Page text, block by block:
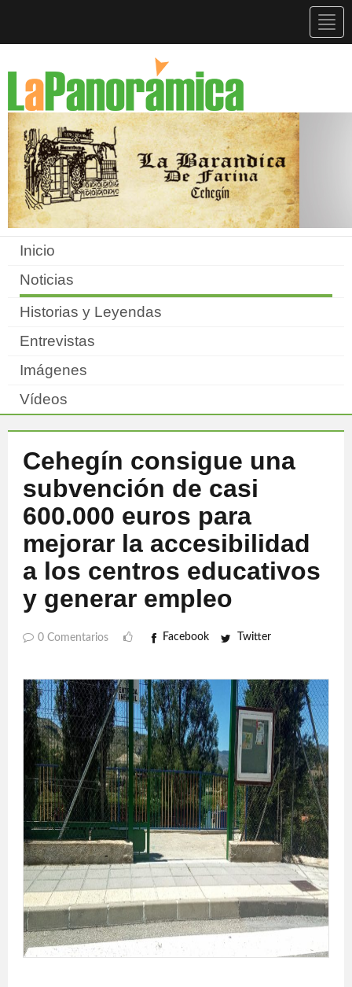
Inicio
Noticias
Historias y Leyendas
Entrevistas
Imágenes
Vídeos
Cehegín consigue una
subvención de casi
600.000 euros para
mejorar la accesibilidad
a los centros educativos
y generar empleo
0 Comentarios Facebook Twitter